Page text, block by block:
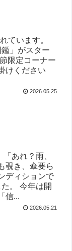
ています。
」がスター
限定コーナー
けください
2026.05.25
あれ？雨、
覗き、傘要ら
ディションで
。 今年は開
信...
2026.05.21